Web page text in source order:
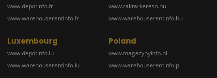
www.depotinfo.fr
www.warehouserentinfo.fr
www.raktarkereso.hu
www.warehouserentinfo.hu
Luxembourg
www.depotinfo.lu
www.warehouserentinfo.lu
Poland
www.magazynyinfo.pl
www.warehouserentinfo.pl